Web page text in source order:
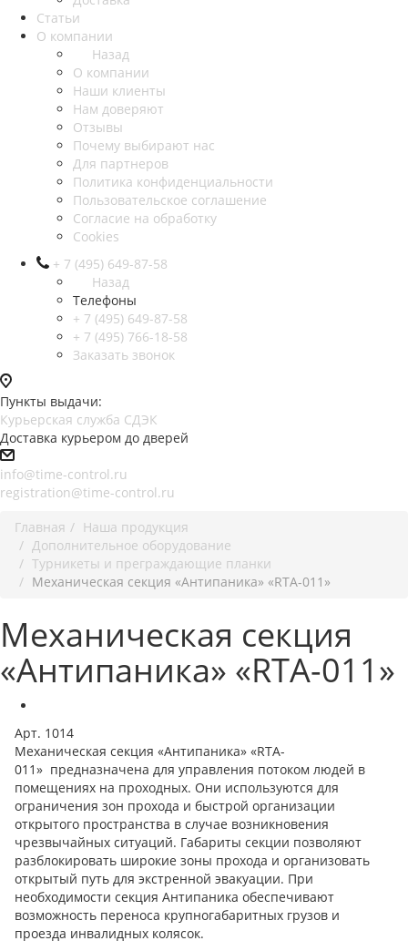
Статьи
О компании
Назад
О компании
Наши клиенты
Нам доверяют
Отзывы
Почему выбирают нас
Для партнеров
Политика конфиденциальности
Пользовательское соглашение
Согласие на обработку
Cookies
+ 7 (495) 649-87-58
Назад
Телефоны
+ 7 (495) 649-87-58
+ 7 (495) 766-18-58
Заказать звонок
Пункты выдачи:
Курьерская служба СДЭК
Доставка курьером до дверей
info@time-control.ru
registration@time-control.ru
Главная
Наша продукция
Дополнительное оборудование
Турникеты и преграждающие планки
Механическая секция «Антипаника» «RTA-011»
Механическая секция
«Антипаника» «RTA-011»
Арт. 1014
Механическая секция «Антипаника» «RTA-
011» предназначена для управления потоком людей в
помещениях на проходных. Они используются для
ограничения зон прохода и быстрой организации
открытого пространства в случае возникновения
чрезвычайных ситуаций. Габариты секции позволяют
разблокировать широкие зоны прохода и организовать
открытый путь для экстренной эвакуации. При
необходимости секция Антипаника обеспечивают
возможность переноса крупногабаритных грузов и
проезда инвалидных колясок.